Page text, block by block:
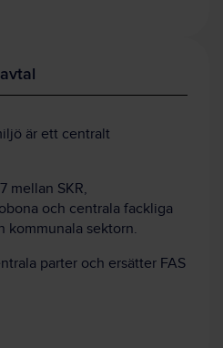
är ett centralt
mellan SKR,
och centrala fackliga
kommunala sektorn.
parter och ersätter FAS